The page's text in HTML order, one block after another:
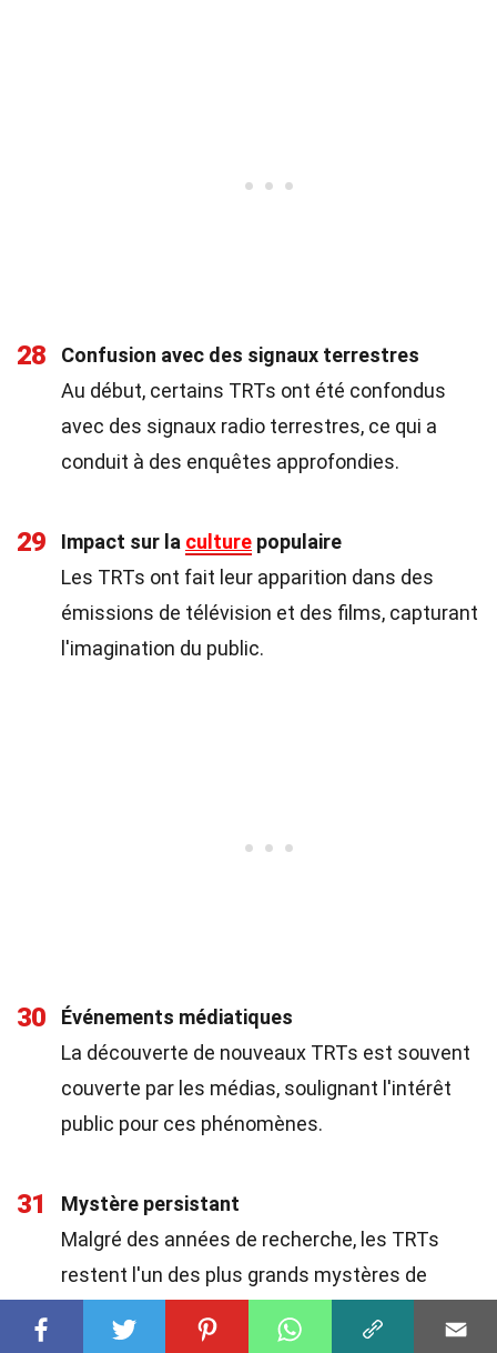
28
Confusion avec des signaux terrestres
Au début, certains TRTs ont été confondus
avec des signaux radio terrestres, ce qui a
conduit à des enquêtes approfondies.
29 Impact sur la culture populaire
Les TRTs ont fait leur apparition dans des
émissions de télévision et des films, capturant
l'imagination du public.
30
Événements médiatiques
La découverte de nouveaux TRTs est souvent
couverte par les médias, soulignant l'intérêt
public pour ces phénomènes.
31
Mystère persistant
Malgré des années de recherche, les TRTs
restent l'un des plus grands mystères de
scientifiques à poursuivre leurs investigations.